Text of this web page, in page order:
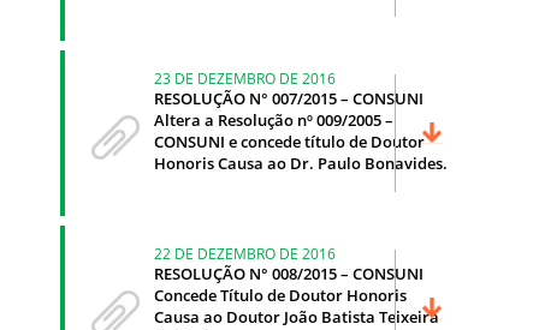
23 DE DEZEMBRO DE 2016
RESOLUÇÃO N° 007/2015 – CONSUNI
Altera a Resolução nº 009/2005 –
CONSUNI e concede título de Doutor
Honoris Causa ao Dr. Paulo Bonavides.
22 DE DEZEMBRO DE 2016
RESOLUÇÃO N° 008/2015 – CONSUNI
Concede Título de Doutor Honoris
Causa ao Doutor João Batista Teixeira